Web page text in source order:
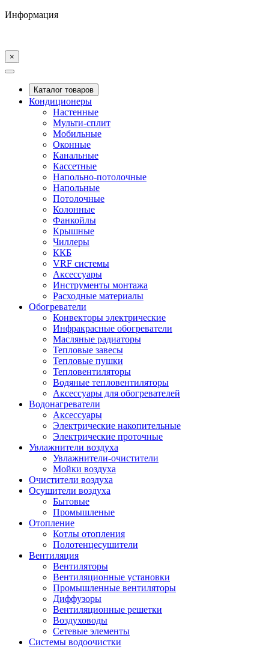
Информация
×
Каталог товаров
Кондиционеры
Настенные
Мульти-сплит
Мобильные
Оконные
Канальные
Кассетные
Напольно-потолочные
Напольные
Потолочные
Колонные
Фанкойлы
Крышные
Чиллеры
ККБ
VRF системы
Аксессуары
Инструменты монтажа
Расходные материалы
Обогреватели
Конвекторы электрические
Инфракрасные обогреватели
Масляные радиаторы
Тепловые завесы
Тепловые пушки
Тепловентиляторы
Водяные тепловентиляторы
Аксессуары для обогревателей
Водонагреватели
Аксессуары
Электрические накопительные
Электрические проточные
Увлажнители воздуха
Увлажнители-очистители
Мойки воздуха
Очистители воздуха
Осушители воздуха
Бытовые
Промышленые
Отопление
Котлы отопления
Полотенцесушители
Вентиляция
Вентиляторы
Вентиляционные установки
Промышленные вентиляторы
Диффузоры
Вентиляционные решетки
Воздуховоды
Сетевые элементы
Системы водоочистки